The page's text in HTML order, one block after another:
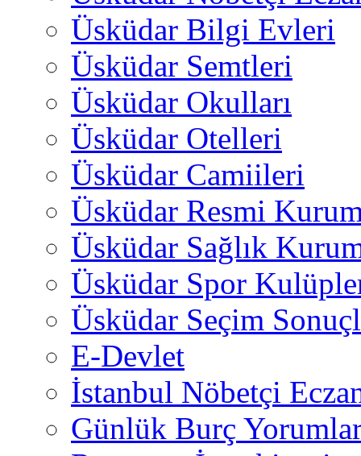
Üsküdar Bilgi Evleri
Üsküdar Semtleri
Üsküdar Okulları
Üsküdar Otelleri
Üsküdar Camiileri
Üsküdar Resmi
Üsküdar Sağlık
Üsküdar Spor
Üsküdar Seçim
E-Devlet
İstanbul Nöbetçi
Günlük Burç